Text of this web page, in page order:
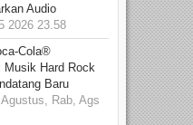
Audio
2026 23.58
Cola®
Musik Hard Rock
Baru
Rab, Ags